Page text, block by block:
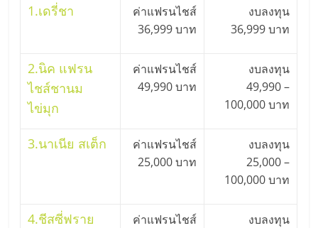
SMEs,
ไชส์,
ปรึกษา
รวม
1.เดรี่ชา
ค่าแฟรนไชส์
36,999 บาท
งบลงทุน
36,999 บาท
2.นิค แฟรน
ไชส์ชานม
ไข่มุก
ค่าแฟรนไชส์
49,990 บาท
งบลงทุน
49,990 –
100,000 บาท
3.นาเนีย สเต็ก
ค่าแฟรนไชส์
25,000 บาท
งบลงทุน
25,000 –
100,000 บาท
4.ชีสซี่ฟราย
ค่าแฟรนไชส์
งบลงทุน